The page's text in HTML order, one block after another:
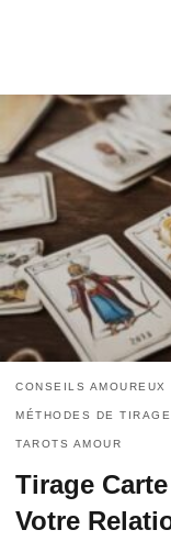
CONSEILS AMOUREUX
MÉTHODES DE
TAROTS AMOUR
Tirage
Votre